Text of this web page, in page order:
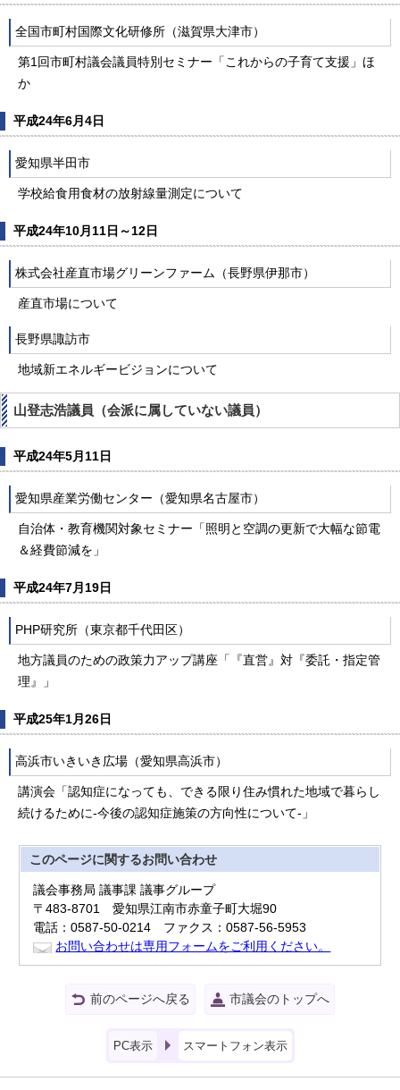
全国市町村国際文化研修所（滋賀県大津市）
第1回市町村議会議員特別セミナー「これからの子育て支援」ほ
か
平成24年6月4日
愛知県半田市
学校給食用食材の放射線量測定について
平成24年10月11日～12日
株式会社産直市場グリーンファーム（長野県伊那市）
産直市場について
長野県諏訪市
地域新エネルギービジョンについて
山登志浩議員（会派に属していない議員）
平成24年5月11日
愛知県産業労働センター（愛知県名古屋市）
自治体・教育機関対象セミナー「照明と空調の更新で大幅な節電
＆経費節減を」
平成24年7月19日
PHP研究所（東京都千代田区）
地方議員のための政策力アップ講座「『直営』対『委託・指定管
理』」
平成25年1月26日
高浜市いきいき広場（愛知県高浜市）
講演会「認知症になっても、できる限り住み慣れた地域で暮らし
続けるために-今後の認知症施策の方向性について-」
このページに関するお問い合わせ
議会事務局 議事課 議事グループ
〒483-8701 愛知県江南市赤童子町大堀90
電話：0587-50-0214 ファクス：0587-56-5953
お問い合わせは専用フォームをご利用ください。
前のページへ戻る 市議会のトップへ
PC表示 スマートフォン表示